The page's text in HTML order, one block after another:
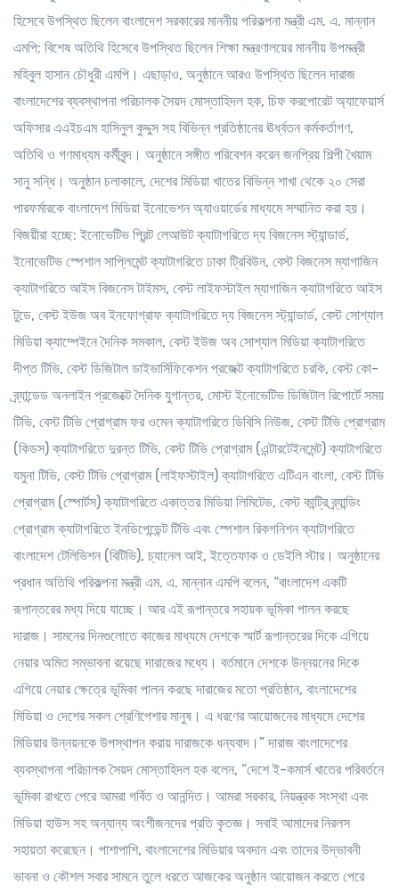
হিসেবে উপস্থিত ছিলেন বাংলাদেশ সরকারের মাননীয় পরিকল্পনা মন্ত্রী এম. এ. মান্নান
এমপি; বিশেষ অতিথি হিসেবে উপস্থিত ছিলেন শিক্ষা মন্ত্রণালয়ের মাননীয় উপমন্ত্রী
মহিবুল হাসান চৌধুরী এমপি। এছাড়াও, অনুষ্ঠানে আরও উপস্থিত ছিলেন দারাজ
বাংলাদেশের ব্যবস্থাপনা পরিচালক সৈয়দ মোস্তাহিদল হক, চিফ করপোরেট অ্যাফেয়ার্স
অফিসার এএইচএম হাসিনুল কুদ্দুস সহ বিভিন্ন প্রতিষ্ঠানের ঊর্ধ্বতন কর্মকর্তাগণ,
অতিথি ও গণমাধ্যম কর্মীবৃন্দ। অনুষ্ঠানে সঙ্গীত পরিবেশন করেন জনপ্রিয় শিল্পী খৈয়াম
সানু সন্ধি। অনুষ্ঠান চলাকালে, দেশের মিডিয়া খাতের বিভিন্ন শাখা থেকে ২০ সেরা
পারফর্মারকে বাংলাদেশ মিডিয়া ইনোভেশন অ্যাওয়ার্ডের মাধ্যমে সম্মানিত করা হয়।
বিজয়ীরা হচ্ছে: ইনোভেটিভ প্রিন্ট লেআউট ক্যাটাগরিতে দ্য বিজনেস স্ট্যান্ডার্ড,
ইনোভেটিভ স্পেশাল সাপ্লিমেন্ট ক্যাটাগরিতে ঢাকা ট্রিবিউন, বেস্ট বিজনেস ম্যাগাজিন
ক্যাটাগরিতে আইস বিজনেস টাইমস, বেস্ট লাইফস্টাইল ম্যাগাজিন ক্যাটাগরিতে আইস
টুডে, বেস্ট ইউজ অব ইনফোগ্রাফ ক্যাটাগরিতে দ্য বিজনেস স্ট্যান্ডার্ড, বেস্ট সোশ্যাল
মিডিয়া ক্যাম্পেইনে দৈনিক সমকাল, বেস্ট ইউজ অব সোশ্যাল মিডিয়া ক্যাটাগরিতে
দীপ্ত টিভি, বেস্ট ডিজিটাল ডাইভার্সিফিকেশন প্রজেক্ট ক্যাটাগরিতে চরকি, বেস্ট কো-
ব্র্যান্ডেড অনলাইন প্রজেক্টে দৈনিক যুগান্তর, মোস্ট ইনোভেটিভ ডিজিটাল রিপোর্টে সময়
টিভি, বেস্ট টিভি প্রোগ্রাম ফর ওমেন ক্যাটাগরিতে ডিবিসি নিউজ, বেস্ট টিভি প্রোগ্রাম
(কিডস) ক্যাটাগরিতে দুরন্ত টিভি, বেস্ট টিভি প্রোগ্রাম (এন্টারটেইনমেন্ট) ক্যাটাগরিতে
যমুনা টিভি, বেস্ট টিভি প্রোগ্রাম (লাইফস্টাইল) ক্যাটাগরিতে এটিএন বাংলা, বেস্ট টিভি
প্রোগ্রাম (স্পোর্টস) ক্যাটাগরিতে একাত্তর মিডিয়া লিমিটেড, বেস্ট কান্ট্রি ব্র্যান্ডিং
প্রোগ্রাম ক্যাটাগরিতে ইনডিপেন্ডেন্ট টিভি এবং স্পেশাল রিকগনিশন ক্যাটাগরিতে
বাংলাদেশ টেলিভিশন (বিটিভি), চ্যানেল আই, ইত্তেফাক ও ডেইলি স্টার। অনুষ্ঠানের
প্রধান অতিথি পরিকল্পনা মন্ত্রী এম. এ. মান্নান এমপি বলেন, “বাংলাদেশ একটি
রূপান্তরের মধ্য দিয়ে যাচ্ছে। আর এই রূপান্তরে সহায়ক ভূমিকা পালন করছে
দারাজ। সামনের দিনগুলোতে কাজের মাধ্যমে দেশকে স্মার্ট রূপান্তরের দিকে এগিয়ে
নেয়ার অমিত সম্ভাবনা রয়েছে দারাজের মধ্যে। বর্তমানে দেশকে উন্নয়নের দিকে
এগিয়ে নেয়ার ক্ষেত্রে ভূমিকা পালন করছে দারাজের মতো প্রতিষ্ঠান, বাংলাদেশের
মিডিয়া ও দেশের সকল শ্রেণিপেশার মানুষ। এ ধরণের আয়োজনের মাধ্যমে দেশের
মিডিয়ার উন্নয়নকে উপস্থাপন করায় দারাজকে ধন্যবাদ।” দারাজ বাংলাদেশের
ব্যবস্থাপনা পরিচালক সৈয়দ মোস্তাহিদল হক বলেন, “দেশে ই-কমার্স খাতের পরিবর্তনে
ভূমিকা রাখতে পেরে আমরা গর্বিত ও আনন্দিত। আমরা সরকার, নিয়ন্ত্রক সংস্থা এবং
মিডিয়া হাউস সহ অন্যান্য অংশীজনদের প্রতি কৃতজ্ঞ। সবাই আমাদের নিরলস
সহায়তা করেছেন। পাশাপাশি, বাংলাদেশের মিডিয়ার অবদান এবং তাদের উদ্ভাবনী
ভাবনা ও কৌশল সবার সামনে তুলে ধরতে আজকের অনুষ্ঠান আয়োজন করতে পেরে